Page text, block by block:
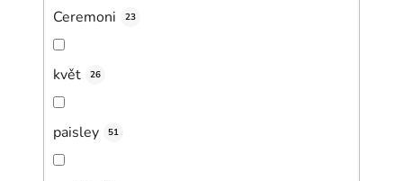
Ceremoni 23
květ 26
paisley 51